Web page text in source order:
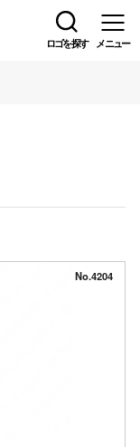
ロゴを探す メニュー
No.4204